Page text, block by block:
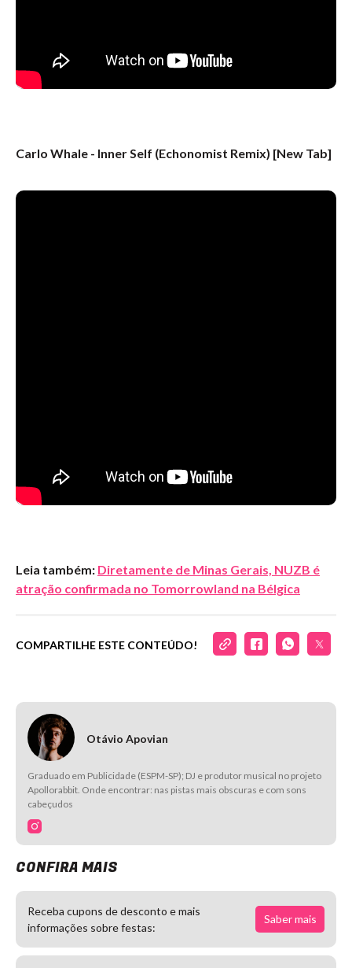
Carlo Whale - Inner Self (Echonomist Remix) [New Tab]
Leia também: Diretamente de Minas Gerais, NUZB é
atração confirmada no Tomorrowland na Bélgica
COMPARTILHE ESTE CONTEÚDO!
Otávio Apovian
Graduado em Publicidade (ESPM-SP); DJ e produtor musical no projeto
Apollorabbit. Onde encontrar: nas pistas mais obscuras e com sons
cabeçudos
CONFIRA MAIS
Receba cupons de desconto e mais
informações sobre festas:
Saber mais